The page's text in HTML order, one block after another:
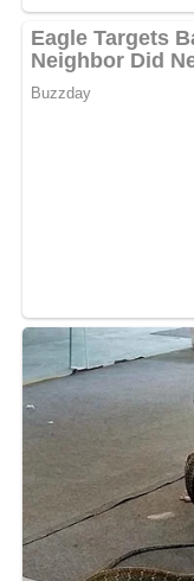
Deine
5/5 (1 Bewertung)